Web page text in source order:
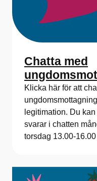
Chatta med
Klicka här för att
legitimation. Du
svarar i chatten
torsdag 13.00-